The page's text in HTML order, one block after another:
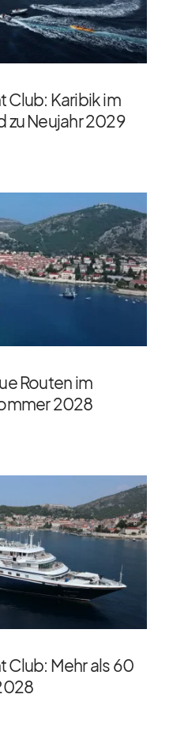
Club: Karibik im
zu Neujahr 2029
Routen im
2028
Club: Mehr als 60